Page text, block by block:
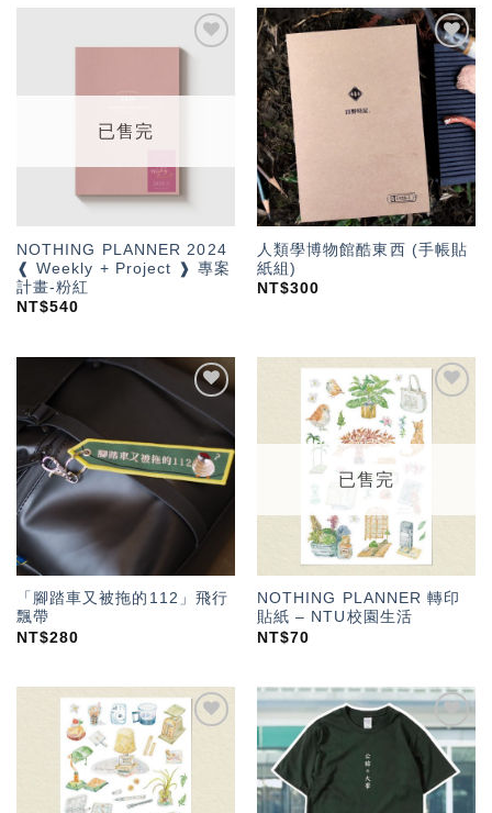
望輕
已售完
NOTHING PLANNER 2024
❰ Weekly + Project ❱ 專案
計畫-粉紅
NT$540
加入
「願
望輕
單」
人類學博物館酷東西 (手帳貼
紙組)
NT$300
加入
「願
單」
「腳踏車又被拖的112」飛行
飄帶
NT$280
望輕
已售完
NOTHING PLANNER 轉印
貼紙 – NTU校園生活
NT$70
加入
「願
望輕
單」